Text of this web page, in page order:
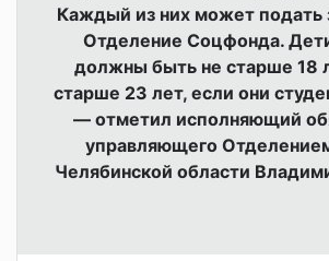
Каждый из них может подать
Отделение Соцфонда.
должны быть не старше 18
старше 23 лет, если они
— отметил исполняющий
управляющего
Челябинской области